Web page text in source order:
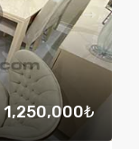
1,250,000₺